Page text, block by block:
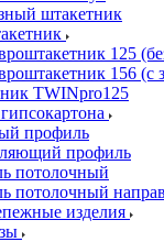
штакетник
125
156 (с
TWINpro125
профиль
профиль
потолочный
потолочный
изделия